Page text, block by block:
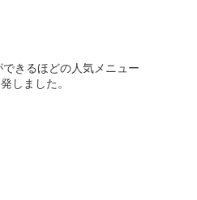
きるほどの人気メニュー
しました。